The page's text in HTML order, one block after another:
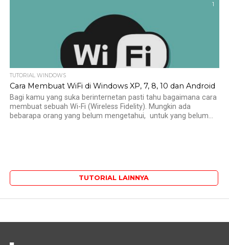
1
TUTORIAL WINDOWS
Cara Membuat WiFi di Windows XP, 7, 8, 10 dan Android
Bagi kamu yang suka berinternetan pasti tahu bagaimana cara
membuat sebuah Wi-Fi (Wireless Fidelity). Mungkin ada
bebarapa orang yang belum mengetahui, untuk yang belum...
TUTORIAL LAINNYA